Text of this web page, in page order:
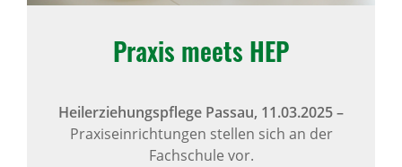
Praxis meets HEP
Heilerziehungspflege Passau, 11.03.2025–
Praxiseinrichtungen stellen sich an der
Fachschule vor.